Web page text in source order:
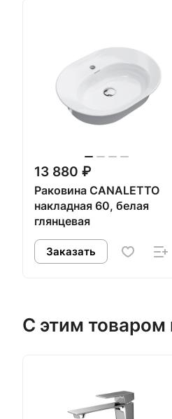
13 880 ₽
Раковина CANALETTO
накладная 60, белая
глянцевая
Заказать
С этим товаром